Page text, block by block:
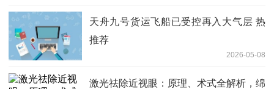
天舟九号货运飞船已受控再入大气层 热
推荐
2026-05-08
激光祛除近视眼：原理、术式全解析，绵